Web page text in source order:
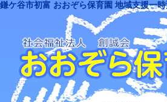
鎌ケ谷市初富 おおぞら保育園 地域支援一